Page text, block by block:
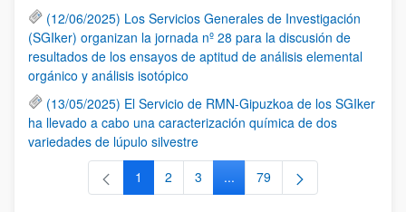
(12/06/2025) Los Servicios Generales de Investigación
(SGIker) organizan la jornada nº 28 para la discusión de
resultados de los ensayos de aptitud de análisis elemental
orgánico y análisis isotópico
(13/05/2025) El Servicio de RMN-Gipuzkoa de los SGIker
ha llevado a cabo una caracterización química de dos
variedades de lúpulo silvestre
Página
1 Página
2 Página
3 ...Páginas intermedias Use TAB
Página
79